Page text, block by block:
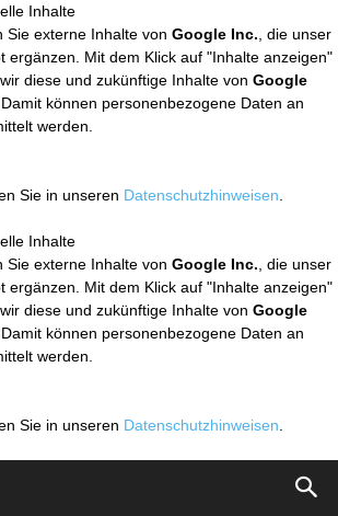
Inhalte
Sie externe Inhalte von Google Inc. , die unser
ergänzen. Mit dem Klick auf "Inhalte anzeigen"
diese und zukünftige Inhalte von Google
können personenbezogene Daten an
werden.
Sie in unseren Datenschutzhinweisen
Inhalte
Sie externe Inhalte von Google Inc. , die unser
ergänzen. Mit dem Klick auf "Inhalte anzeigen"
diese und zukünftige Inhalte von Google
können personenbezogene Daten an
werden.
Sie in unseren Datenschutzhinweisen